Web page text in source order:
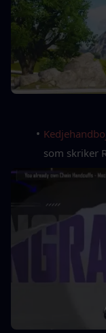
som skriker